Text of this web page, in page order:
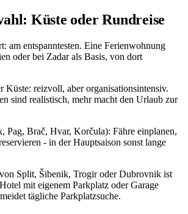
Küste oder Rundreise
am entspanntesten. Eine Ferienwohnung
oder bei Zadar als Basis, von dort
Küste: reizvoll, aber organisationsintensiv.
sind realistisch, mehr macht den Urlaub zur
Pag, Brač, Hvar, Korčula): Fähre einplanen,
- in der Hauptsaison sonst lange
Split, Šibenik, Trogir oder Dubrovnik ist
mit eigenem Parkplatz oder Garage
tägliche Parkplatzsuche.